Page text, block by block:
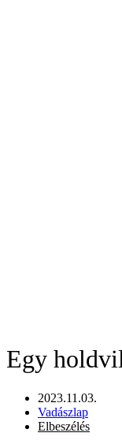
Egy
2023.11.03.
Vadászlap
Elbeszélés